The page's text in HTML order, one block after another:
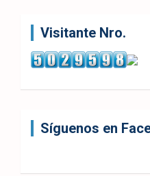
Visitante Nro.
Síguenos en